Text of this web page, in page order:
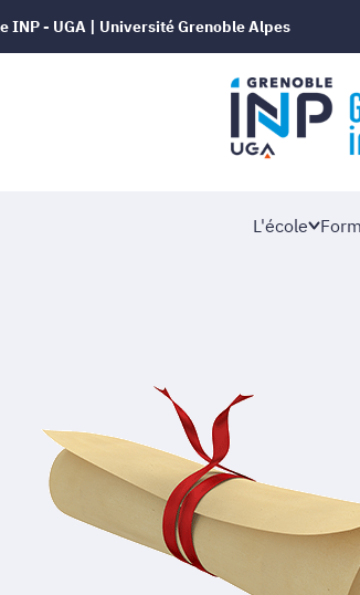
INP - UGA | Université Grenoble Alpes
L'école